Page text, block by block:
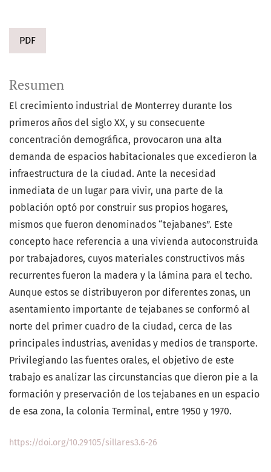
PDF
Resumen
El crecimiento industrial de Monterrey durante los
primeros años del siglo XX, y su consecuente
concentración demográfica, provocaron una alta
demanda de espacios habitacionales que excedieron la
infraestructura de la ciudad. Ante la necesidad
inmediata de un lugar para vivir, una parte de la
población optó por construir sus propios hogares,
mismos que fueron denominados “tejabanes”. Este
concepto hace referencia a una vivienda autoconstruida
por trabajadores, cuyos materiales constructivos más
recurrentes fueron la madera y la lámina para el techo.
Aunque estos se distribuyeron por diferentes zonas, un
asentamiento importante de tejabanes se conformó al
norte del primer cuadro de la ciudad, cerca de las
principales industrias, avenidas y medios de transporte.
Privilegiando las fuentes orales, el objetivo de este
trabajo es analizar las circunstancias que dieron pie a la
formación y preservación de los tejabanes en un espacio
de esa zona, la colonia Terminal, entre 1950 y 1970.
https://doi.org/10.29105/sillares3.6-26